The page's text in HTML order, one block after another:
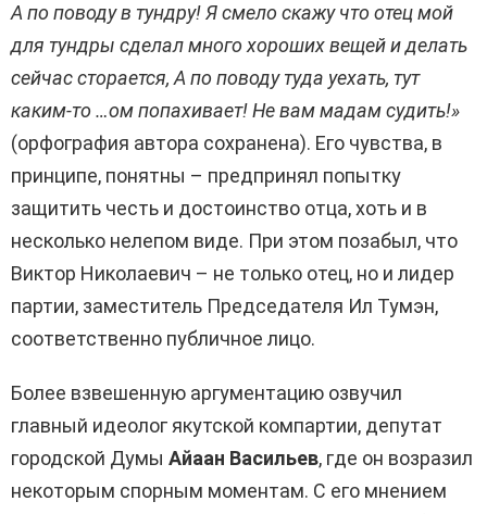
А по поводу в тундру! Я смело скажу что отец мой
для тундры сделал много хороших вещей и делать
сейчас сторается, А по поводу туда уехать, тут
каким-то …ом попахивает! Не вам мадам судить!»
(орфография автора сохранена). Его чувства, в
принципе, понятны – предпринял попытку
защитить честь и достоинство отца, хоть и в
несколько нелепом виде. При этом позабыл, что
Виктор Николаевич – не только отец, но и лидер
партии, заместитель Председателя Ил Тумэн,
соответственно публичное лицо.
Более взвешенную аргументацию озвучил
главный идеолог якутской компартии, депутат
городской Думы Айаан Васильев, где он возразил
некоторым спорным моментам. С его мнением